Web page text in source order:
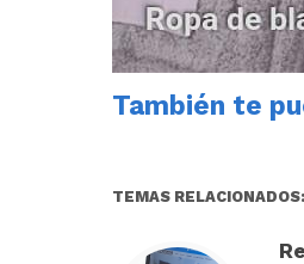
También te
TEMAS RELACIONADOS: